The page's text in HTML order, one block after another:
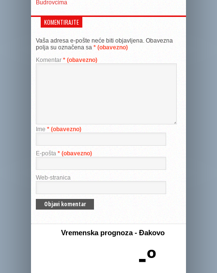
Budrovcima
KOMENTIRAJTE
Vaša adresa e-pošte neće biti objavljena. Obavezna
polja su označena sa * (obavezno)
Komentar * (obavezno)
Ime * (obavezno)
E-pošta * (obavezno)
Web-stranica
Vremenska prognoza - Đakovo
-º